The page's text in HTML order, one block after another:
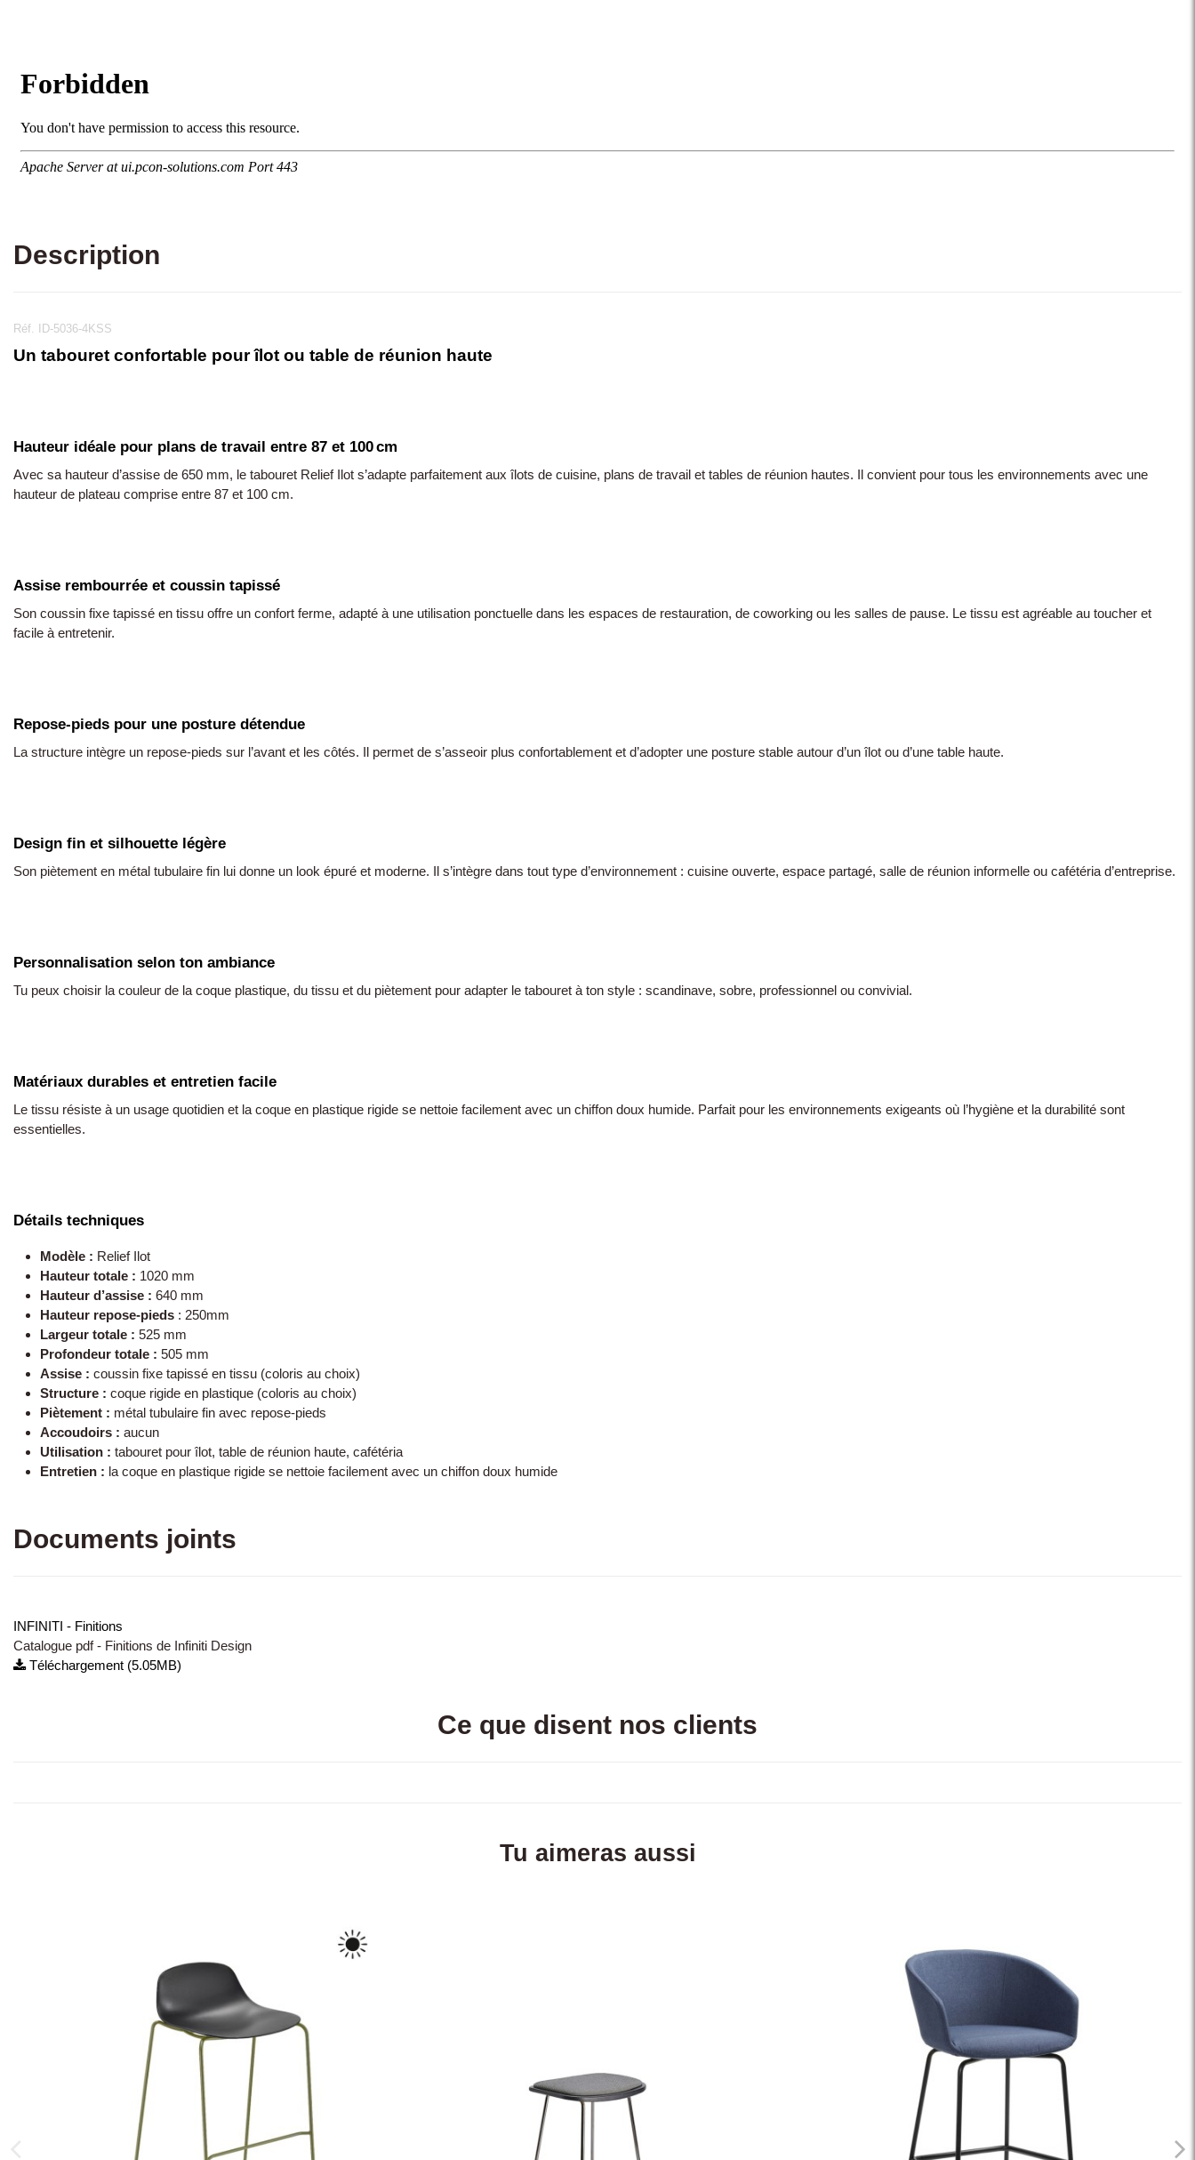
Description
Réf. ID-5036-4KSS
Un tabouret confortable pour îlot ou table de réunion haute
Hauteur idéale pour plans de travail entre 87 et 100 cm
Avec sa hauteur d’assise de 650 mm, le tabouret Relief Ilot s’adapte parfaitement aux îlots de cuisine, plans de travail et tables de réunion hautes. Il convient pour tous les environnements avec une
hauteur de plateau comprise entre 87 et 100 cm.
Assise rembourrée et coussin tapissé
Son coussin fixe tapissé en tissu offre un confort ferme, adapté à une utilisation ponctuelle dans les espaces de restauration, de coworking ou les salles de pause. Le tissu est agréable au toucher et
facile à entretenir.
Repose-pieds pour une posture détendue
La structure intègre un repose-pieds sur l’avant et les côtés. Il permet de s’asseoir plus confortablement et d’adopter une posture stable autour d’un îlot ou d’une table haute.
Design fin et silhouette légère
Son piètement en métal tubulaire fin lui donne un look épuré et moderne. Il s’intègre dans tout type d’environnement : cuisine ouverte, espace partagé, salle de réunion informelle ou cafétéria d’entreprise.
Personnalisation selon ton ambiance
Tu peux choisir la couleur de la coque plastique, du tissu et du piètement pour adapter le tabouret à ton style : scandinave, sobre, professionnel ou convivial.
Matériaux durables et entretien facile
Le tissu résiste à un usage quotidien et la coque en plastique rigide se nettoie facilement avec un chiffon doux humide. Parfait pour les environnements exigeants où l’hygiène et la durabilité sont
essentielles.
Détails techniques
Modèle : Relief Ilot
Hauteur totale : 1020 mm
Hauteur d’assise : 640 mm
Hauteur repose-pieds : 250mm
Largeur totale : 525 mm
Profondeur totale : 505 mm
Assise : coussin fixe tapissé en tissu (coloris au choix)
Structure : coque rigide en plastique (coloris au choix)
Piètement : métal tubulaire fin avec repose-pieds
Accoudoirs : aucun
Utilisation : tabouret pour îlot, table de réunion haute, cafétéria
Entretien : la coque en plastique rigide se nettoie facilement avec un chiffon doux humide
Documents joints
INFINITI - Finitions
Catalogue pdf - Finitions de Infiniti Design
Téléchargement (5.05MB)
Ce que disent nos clients
Tu aimeras aussi